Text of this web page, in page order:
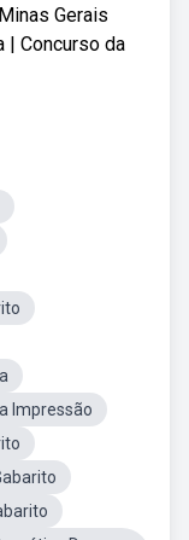
Gerais
| Concurso da
Impressão